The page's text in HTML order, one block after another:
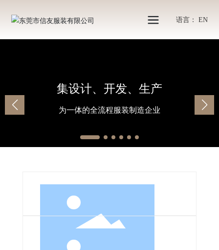
语言： EN
集设计、开发、生产
为一体的全流程服装制造企业